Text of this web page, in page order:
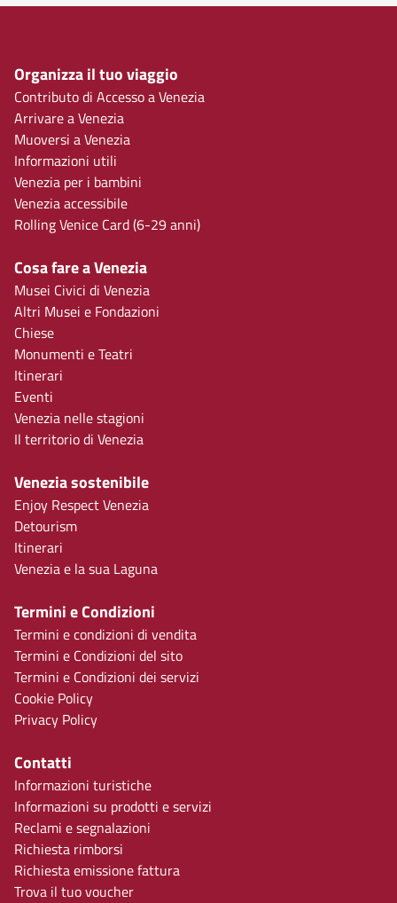
Organizza il tuo viaggio
Contributo di Accesso a Venezia
Arrivare a Venezia
Muoversi a Venezia
Informazioni utili
Venezia per i bambini
Venezia accessibile
Rolling Venice Card (6-29 anni)
Cosa fare a Venezia
Musei Civici di Venezia
Altri Musei e Fondazioni
Chiese
Monumenti e Teatri
Itinerari
Eventi
Venezia nelle stagioni
Il territorio di Venezia
Venezia sostenibile
Enjoy Respect Venezia
Detourism
Itinerari
Venezia e la sua Laguna
Termini e Condizioni
Termini e condizioni di vendita
Termini e Condizioni del sito
Termini e Condizioni dei servizi
Cookie Policy
Privacy Policy
Contatti
Informazioni turistiche
Informazioni su prodotti e servizi
Reclami e segnalazioni
Richiesta rimborsi
Richiesta emissione fattura
Trova il tuo voucher